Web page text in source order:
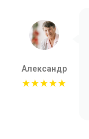
Александр
★★★★★